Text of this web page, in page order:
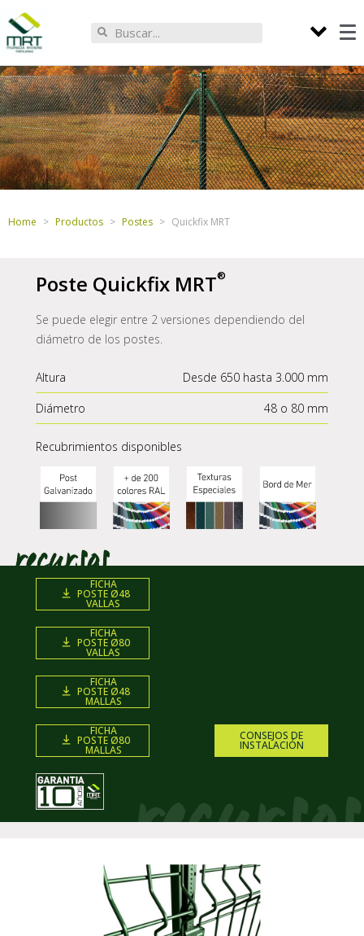
Home Productos Postes Quickfix MRT
Poste Quickfix MRT
Se puede elegir entre 2 versiones dependiendo del
diámetro de los postes.
Altura
Desde 650 hasta 3.000 mm
Diámetro
48 o 80 mm
Recubrimientos disponibles
FICHA
POSTE Ø48
VALLAS
FICHA
POSTE Ø80
VALLAS
FICHA
POSTE Ø48
MALLAS
FICHA
POSTE Ø80
MALLAS
CONSEJOS DE
INSTALACIÓN